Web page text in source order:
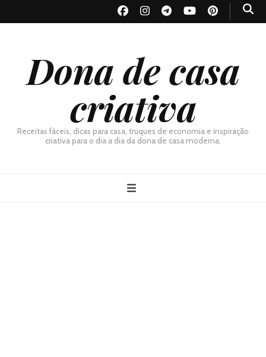
Dona de casa
criativa
Receitas fáceis, dicas para casa, truques de economia e inspiração
criativa para o dia a dia da dona de casa moderna.